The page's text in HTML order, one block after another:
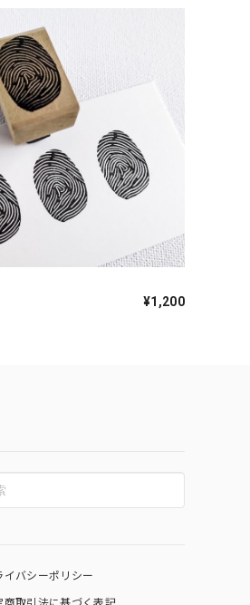
¥1,200
イバシーポリシー